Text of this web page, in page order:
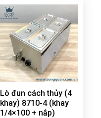
Lò đun cách thủy (4
khay) 8710-4 (khay
1/4×100 + nắp)